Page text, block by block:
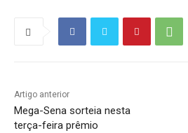
Artigo anterior
Mega-Sena sorteia nesta
terça-feira prêmio